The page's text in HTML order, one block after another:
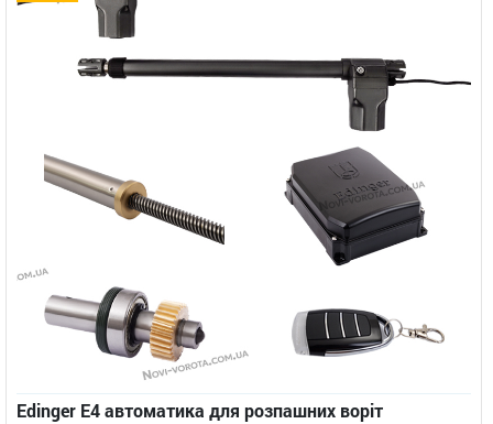
Edinger E4 автоматика для розпашних воріт